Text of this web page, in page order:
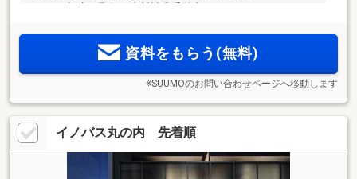
資料をもらう(無料)
※SUUMOのお問い合わせページへ移動します
イノバス丸の内 先着順